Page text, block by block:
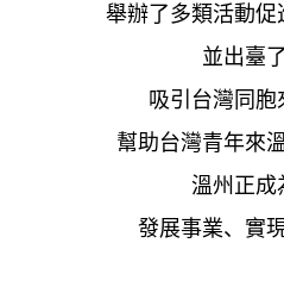
舉辦了多類活動促
並出臺了
吸引台灣同胞
幫助台灣青年來溫
溫州正成
發展事業、實現